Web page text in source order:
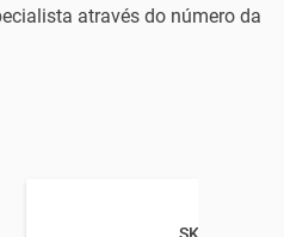
através do número da